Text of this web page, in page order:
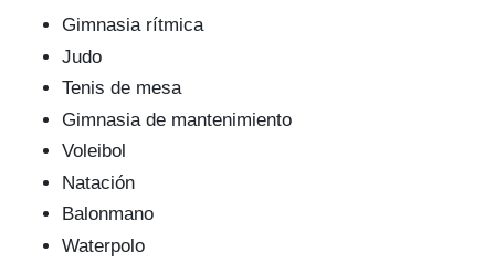
Gimnasia rítmica
Judo
Tenis de mesa
Gimnasia de mantenimiento
Voleibol
Natación
Balonmano
Waterpolo